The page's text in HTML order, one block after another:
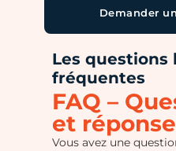
Demander
Les questions
fréquentes
FAQ –
et
Vous avez une